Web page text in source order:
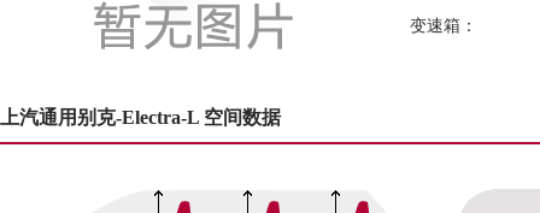
变速箱：
上汽通用别克-Electra-L 空间数据